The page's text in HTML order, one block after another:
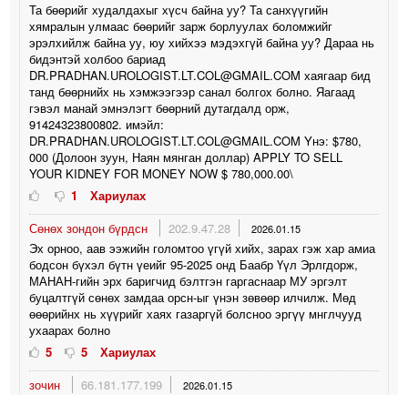
Та бөөрийг худалдахыг хүсч байна уу? Та санхүүгийн
хямралын улмаас бөөрийг зарж борлуулах боломжийг
эрэлхийлж байна уу, юу хийхээ мэдэхгүй байна уу? Дараа нь
бидэнтэй холбоо бариад
DR.PRADHAN.UROLOGIST.LT.COL@GMAIL.COM хаягаар бид
танд бөөрнийх нь хэмжээгээр санал болгох болно. Яагаад
гэвэл манай эмнэлэгт бөөрний дутагдалд орж,
91424323800802. имэйл:
DR.PRADHAN.UROLOGIST.LT.COL@GMAIL.COM Yнэ: $780,
000 (Долоон зуун, Наян мянган доллар) APPLY TO SELL
YOUR KIDNEY FOR MONEY NOW $ 780,000.00\
1
Хариулах
Сөнөх зондон бүрдсн
202.9.47.28 2026.01.15
Эх орноо, аав ээжийн голомтоо үгүй хийх, зарах гэж хар амиа
бодсон бүхэл бүтн үеийг 95-2025 онд Баабр Үүл Эрлгдорж,
МАНАН-гийн эрх баригчид бэлтгэн гаргаснаар МУ эргэлт
буцалтгүй сөнөх замдаа орсн-ыг үнэн зөвөөр илчилж. Мөд
өөөрийнх нь хүүрийг хаях газаргүй болсноо эргүү мнглчууд
ухаарах болно
5
5
Хариулах
зочин
66.181.177.199 2026.01.15